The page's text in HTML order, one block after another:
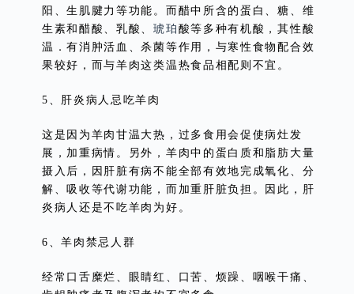
阳、生肌腱力等功能。而醋中所含的蛋白、糖、维
生素和醋酸、乳酸、琥珀 酸等多种有机酸，其性酸
温．有消肿活血、杀菌等作用，与寒性食物配合效
果较好，而与羊肉这类温热食品相配则不宜。
5、肝炎病人忌吃羊肉
这是因为羊肉甘温大热，过多食用会促使病灶发
展，加重病情。另外，羊肉中的蛋白质和脂肪大量
摄入后，因肝脏有病不能全部有效地完成氧化、分
解、吸收等代谢功能，而加重肝脏负担。因此，肝
炎病人还是不吃羊肉为好。
6、羊肉禁忌人群
经常口舌糜烂、眼睛红、口苦、烦躁、咽喉干痛、